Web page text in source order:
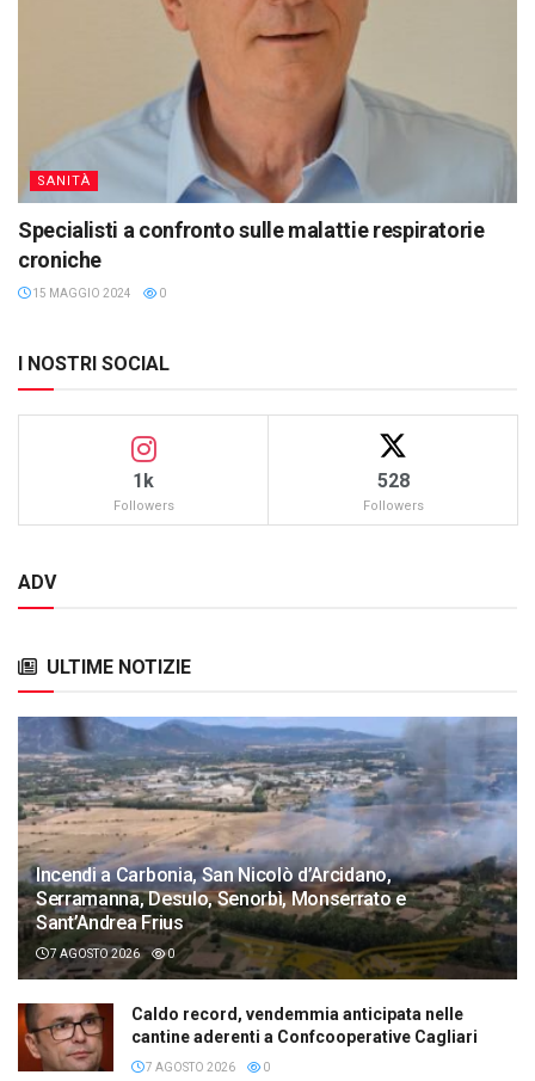
SANITÀ
Specialisti a confronto sulle malattie respiratorie
croniche
15 MAGGIO 2024 0
I NOSTRI SOCIAL
1k
Followers
528
Followers
ADV
ULTIME NOTIZIE
Incendi a Carbonia, San Nicolò d’Arcidano,
Serramanna, Desulo, Senorbì, Monserrato e
Sant’Andrea Frius
7 AGOSTO 2026 0
Caldo record, vendemmia anticipata nelle
cantine aderenti a Confcooperative Cagliari
7 AGOSTO 2026 0